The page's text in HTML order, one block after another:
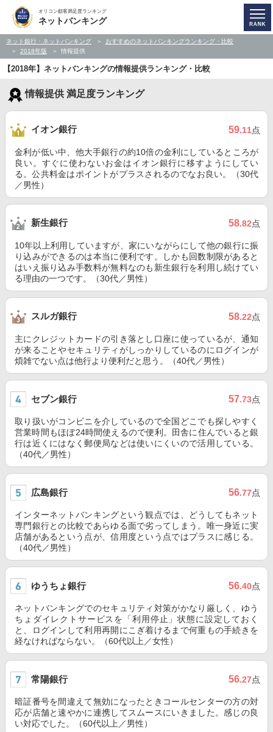
オリコン顧客満足度ランキング
ネットバンキング
ネット銀行・ネットバンキング
おすすめのネットバンキングランキング・比較
2018年版
情報提供
【2018年】ネットバンキングの情報提供ランキング・比較
情報提供 満足度ランキング
イオン銀行 59.11点
金利が低い中、他大手銀行の約10倍の金利にしているところが
良い。すぐに使わないお金はイオン銀行に移すようにしてい
る。公共料金はポイントがプラスされるのでなお良い。（30代
／男性）
新生銀行 58.82点
10年以上利用していますが、家にいながらにして他の銀行に振
り込みができるのは本当に便利です。しかも回数制限があると
はいえ振り込み手数料が無料なのも新生銀行を利用し続けてい
る理由の一つです。（30代／男性）
スルガ銀行 58.22点
主にクレジットカードの引き落とし口座に使っているが、通知
が来ることやセキュリティがしっかりしているのにログインが
煩雑でない点は他行より便利だと思う。（40代／男性）
セブン銀行 57.73点
取り扱いがコンビニを介しているので全国どこでも探しやすく
営業時間もほぼ24時間使えるので便利。田舎に住んでいると銀
行は近くにはなく郵便局などは使いにくいので活用している。
（40代／男性）
広島銀行 56.77点
インターネットバンキングという観点では、どうしてもネット
専門銀行との比較であらゆる面で劣ってしまう。唯一身近に実
店舗があるという点が、信用度という点ではプラスに感じる。
（40代／男性）
ゆうちょ銀行 56.40点
ネットバンキングでのセキュリティ対策がかなり厳しく、ゆう
ちょダイレクトサービスを「利用停止」状態に設定しておく
と、ログインして利用再開にこぎ着けるまで何重もの手続きを
経なければならない。（60代以上／女性）
常陽銀行 56.27点
暗証番号を間違えて無効になったときコールセンターの方の対
応が店舗と速やかに連携してスムースにいきました。感じの良
い対応でした。（60代以上／男性）